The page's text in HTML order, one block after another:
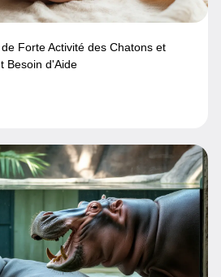
Forte Activité des Chatons et
Besoin d'Aide